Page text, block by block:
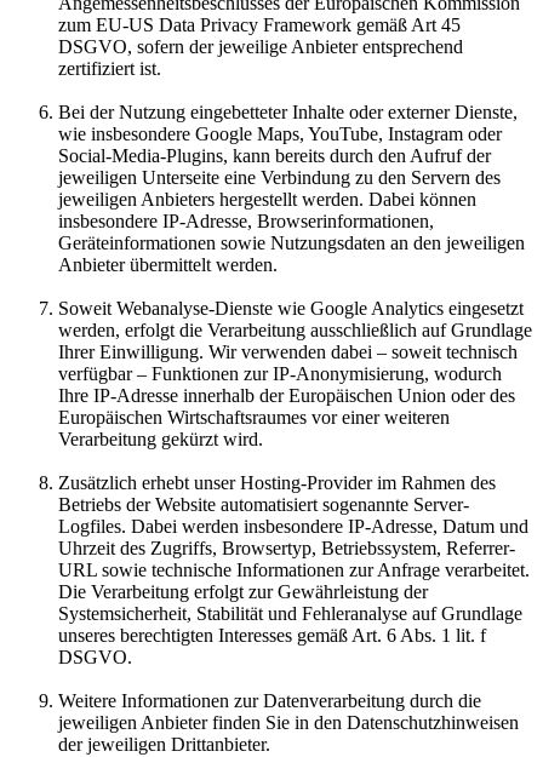
zum EU-US Data Privacy Framework gemäß Art 45
DSGVO, sofern der jeweilige Anbieter entsprechend
zertifiziert ist.
Bei der Nutzung eingebetteter Inhalte oder externer Dienste,
wie insbesondere Google Maps, YouTube, Instagram oder
Social-Media-Plugins, kann bereits durch den Aufruf der
jeweiligen Unterseite eine Verbindung zu den Servern des
jeweiligen Anbieters hergestellt werden. Dabei können
insbesondere IP-Adresse, Browserinformationen,
Geräteinformationen sowie Nutzungsdaten an den jeweiligen
Anbieter übermittelt werden.
Soweit Webanalyse-Dienste wie Google Analytics eingesetzt
werden, erfolgt die Verarbeitung ausschließlich auf Grundlage
Ihrer Einwilligung. Wir verwenden dabei – soweit technisch
verfügbar – Funktionen zur IP-Anonymisierung, wodurch
Ihre IP-Adresse innerhalb der Europäischen Union oder des
Europäischen Wirtschaftsraumes vor einer weiteren
Verarbeitung gekürzt wird.
Zusätzlich erhebt unser Hosting-Provider im Rahmen des
Betriebs der Website automatisiert sogenannte Server-
Logfiles. Dabei werden insbesondere IP-Adresse, Datum und
Uhrzeit des Zugriffs, Browsertyp, Betriebssystem, Referrer-
URL sowie technische Informationen zur Anfrage verarbeitet.
Die Verarbeitung erfolgt zur Gewährleistung der
Systemsicherheit, Stabilität und Fehleranalyse auf Grundlage
unseres berechtigten Interesses gemäß Art. 6 Abs. 1 lit. f
DSGVO.
Weitere Informationen zur Datenverarbeitung durch die
jeweiligen Anbieter finden Sie in den Datenschutzhinweisen
der jeweiligen Drittanbieter.